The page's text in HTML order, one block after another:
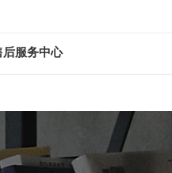
后服务中心